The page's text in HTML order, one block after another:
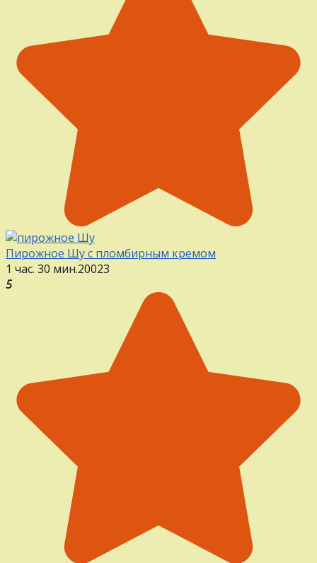
Пирожное Шу с пломбирным кремом
1 час. 30 мин.20023
5